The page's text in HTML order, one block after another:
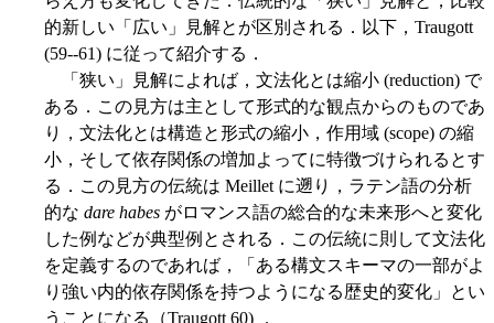
的新しい「広い」見解とが区別される．以下，Traugott
(59--61) に従って紹介する．
「狭い」見解によれば，文法化とは縮小 (reduction) で
ある．この見方は主として形式的な観点からのものであ
り，文法化とは構造と形式の縮小，作用域 (scope) の縮
小，そして依存関係の増加よってに特徴づけられるとす
る．この見方の伝統は Meillet に遡り，ラテン語の分析
的な dare habes がロマンス語の総合的な未来形へと変化
した例などが典型例とされる．この伝統に則して文法化
を定義するのであれば，「ある構文スキーマの一部がよ
り強い内的依存関係を持つようになる歴史的変化」とい
うことになる（Traugott 60) ．